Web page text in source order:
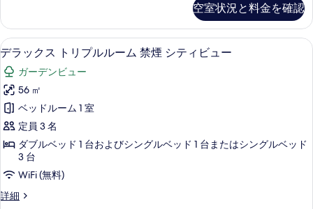
写
真
を
表
示
す
る
ー
ム
プ
ー
ル
ビ
ュ
ー
す
べ
ス
シ
ン
ル
ル
ー
ム
プ
ー
ル
ュ
の
空室状況と料金を確認
デ
ラ
ッ
ク
ス
ト
リ
プ
ル
デラックス トリプルルーム 禁煙 シ
12
デラックス トリプルルーム 禁煙 シティビュー
ガーデンビュー
56 ㎡
ベッドルーム 1 室
定員 3 名
ダブルベッド 1 台およびシングルベッド 1 台またはシングルベッド
3 台
WiFi (無料)
詳細
デ